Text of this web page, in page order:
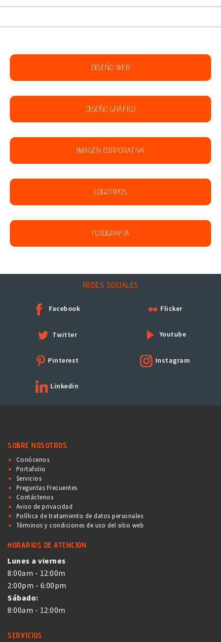
DISEÑO WEB
DISEÑO GRÁFICO
IMAGEN CORPORATIVA
LOGOTIPOS
FOTOGRAFÍA
REDES SOCIALES
Facebook Flicker
Twitter Youtube
Pinterest Instagram
Linkedin
SOBRE NOSOTROS
Conócenos
Portafolio
Servicios
Preguntas Frecuentes
Contáctenos
Aviso de privacidad
Política de tratamiento de datos personales
Términos y condiciones de uso del sitio web
HORARIOS DE ATENCIÓN
Lunes a viernes
8:00am - 12:00m
2:00pm - 6:00pm
Sábado:
8:00am - 12:00m
SERVICIOS